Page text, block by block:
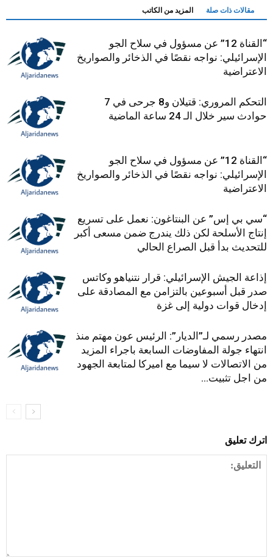
مقالات ذات صلة المزيد من الكاتب
“القناة 12” عن مسؤول في سلاح الجو
الإسرائيلي: نواجه نقصًا في الذخائر والصواريخ
الاعتراضية
التحكم المروري: قتيلان و8 جرحى في 7
حوادث سير خلال الـ 24 ساعة الماضية
“القناة 12” عن مسؤول في سلاح الجو
الإسرائيلي: نواجه نقصًا في الذخائر والصواريخ
الاعتراضية
“سي بي إس” عن البنتاغون: نعمل على تسريع
إنتاج الأسلحة لكن ذلك يندرج ضمن مسعى أكبر
للتحديث بدأ قبل الصراع الحالي
إذاعة الجيش الإسرائيلي: قرار نتنياهو وكاتس
صدر قبل أسبوعين بالتزامن مع المصادقة على
إدخال قوات دولية إلى غزة
مصدر رسمي لـ”الديار”: الرئيس عون مهتم منذ
انتهاء جولة المفاوضات السابعة باجراء المزيد
من الاتصالات لا سيما مع اميركا لمتابعة الجهود
من اجل تثبيت...
اترك تعليق